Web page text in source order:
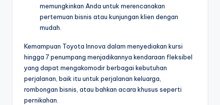
memungkinkan Anda untuk merencanakan
pertemuan bisnis atau kunjungan klien dengan
mudah.
Kemampuan Toyota Innova dalam menyediakan kursi
hingga 7 penumpang menjadikannya kendaraan fleksibel
yang dapat mengakomodir berbagai kebutuhan
perjalanan, baik itu untuk perjalanan keluarga,
rombongan bisnis, atau bahkan acara khusus seperti
pernikahan.